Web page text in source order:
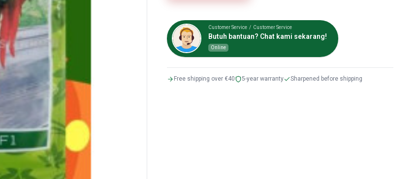
Customer Service / Customer Service
Butuh bantuan? Chat kami sekarang!
Online
Free shipping over €40 5-year warranty Sharpened before shipping